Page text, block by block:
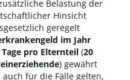
Belastung der
Hinsicht
geregelt
im Jahr
pro Elternteil(20
) gewährt
für die Fälle gelten,